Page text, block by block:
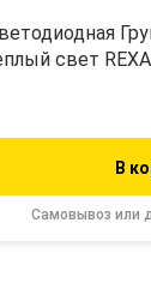
свет
Самовывоз или
В